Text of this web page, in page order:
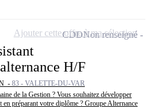
H/F
- 83 - VALETTE-DU-VAR
de la Gestion ? Vous souhaitez développer
en préparant votre diplôme ? Groupe Alternance
CDDNon renseigné
Ajouter cette offre à ma sélection